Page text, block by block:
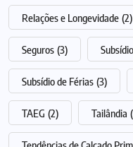
Relações e Longevidade (2)
Seguros (3)
Subsídio de Férias (3)
TAEG (2) Tailândia